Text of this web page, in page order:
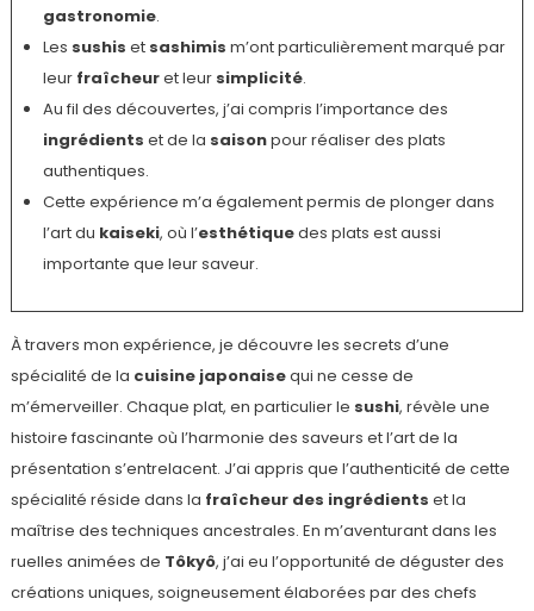
gastronomie.
Les sushis et sashimis m’ont particulièrement marqué par
leur fraîcheuret leur simplicité.
Au fil des découvertes, j’ai compris l’importance des
ingrédients et de la saisonpour réaliser des plats
authentiques.
Cette expérience m’a également permis de plonger dans
l’art du kaiseki, où l’esthétiquedes plats est aussi
importante que leur saveur.
À travers mon expérience, je découvre les secrets d’une
spécialité de la cuisine japonaisequi ne cesse de
m’émerveiller. Chaque plat, en particulier le sushi, révèle une
histoire fascinante où l’harmonie des saveurs et l’art de la
présentation s’entrelacent. J’ai appris que l’authenticité de cette
spécialité réside dans la fraîcheur des ingrédients et la
maîtrise des techniques ancestrales. En m’aventurant dans les
ruelles animées de Tôkyô, j’ai eu l’opportunité de déguster des
créations uniques, soigneusement élaborées par des chefs